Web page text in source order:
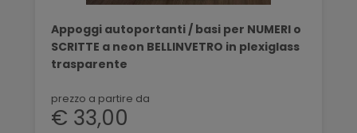
Appoggi autoportanti / basi per NUMERI o
SCRITTE a neon BELLINVETRO in plexiglass
trasparente
prezzo a partire da
€ 33,00